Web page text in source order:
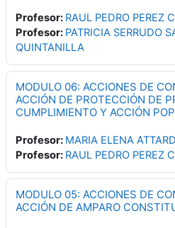
Profesor: RAUL PEDRO PEREZ
Profesor: PATRICIA SERRUDO
QUINTANILLA
MODULO 06: ACCIONES DE
ACCIÓN DE PROTECCIÓN DE
CUMPLIMIENTO Y ACCIÓN
Profesor: MARIA ELENA
Profesor: RAUL PEDRO PEREZ
MODULO 05: ACCIONES DE
ACCIÓN DE AMPARO